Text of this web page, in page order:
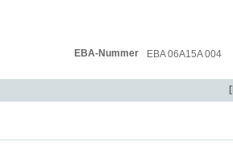
EBA-Nummer EBA 06A15A 004
[